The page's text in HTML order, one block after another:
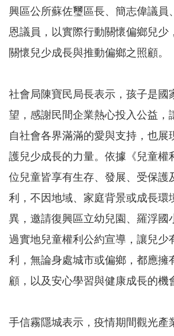
福
利
服
務
業
務
專
區
便
服
務
業
資
訊
機
關
錄
興區公所蘇佐璽區長、簡志偉議員
恩議員，以實際行動關懷偏鄉兒少
關懷兒少成長與推動偏鄉之照顧。
社會局陳寶民局長表示，孩子是國
望，感謝民間企業熱心投入公益，
自社會各界滿滿的愛與支持，也展
護兒少成長的力量。依據《兒童權
位兒童皆享有生存、發展、受保護
利，不因地域、家庭背景或成長環
異，邀請復興區立幼兒園、羅浮國
過實地兒童權利公約宣導，讓兒少
利，無論身處城市或偏鄉，都應擁
顧，以及安心學習與健康成長的機
手信霧隱城表示，疫情期間觀光產